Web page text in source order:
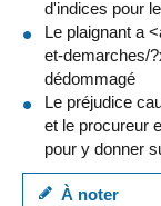
d'indices pour
Le plaignant a
et-demarches/
dédommagé
Le préjudice
et le procureur
pour y donner
À noter